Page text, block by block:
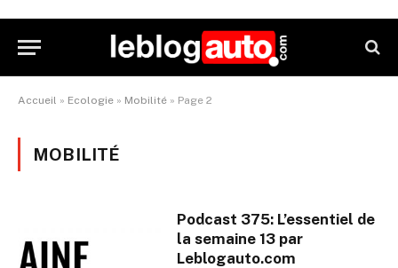
Accueil » Ecologie » Mobilité » Page 2
MOBILITÉ
Podcast 375: L’essentiel de
la semaine 13 par
Leblogauto.com